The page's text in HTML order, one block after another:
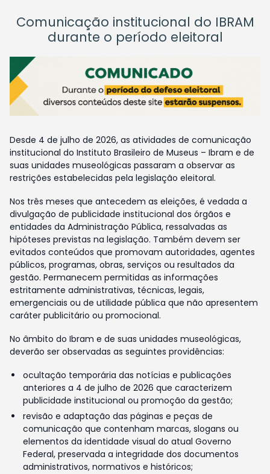
Comunicação institucional do IBRAM
durante o período eleitoral
Desde 4 de julho de 2026, as atividades de comunicação
institucional do Instituto Brasileiro de Museus – Ibram e de
suas unidades museológicas passaram a observar as
restrições estabelecidas pela legislação eleitoral.
Nos três meses que antecedem as eleições, é vedada a
divulgação de publicidade institucional dos órgãos e
entidades da Administração Pública, ressalvadas as
hipóteses previstas na legislação. Também devem ser
evitados conteúdos que promovam autoridades, agentes
públicos, programas, obras, serviços ou resultados da
gestão. Permanecem permitidas as informações
estritamente administrativas, técnicas, legais,
emergenciais ou de utilidade pública que não apresentem
caráter publicitário ou promocional.
No âmbito do Ibram e de suas unidades museológicas,
deverão ser observadas as seguintes providências:
ocultação temporária das notícias e publicações
anteriores a 4 de julho de 2026 que caracterizem
publicidade institucional ou promoção da gestão;
revisão e adaptação das páginas e peças de
comunicação que contenham marcas, slogans ou
elementos da identidade visual do atual Governo
Federal, preservada a integridade dos documentos
administrativos, normativos e históricos;